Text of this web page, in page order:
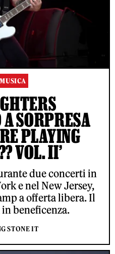
SORPRESA
PLAYING
VOL. II’
due concerti in
e nel New Jersey,
a offerta libera. Il
beneficenza.
STONE IT